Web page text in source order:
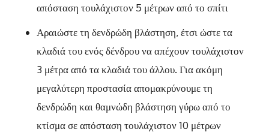
απόσταση τουλάχιστον 5 μέτρων από το σπίτι
Αραιώστε τη δενδρώδη βλάστηση, έτσι ώστε τα
κλαδιά του ενός δένδρου να απέχουν τουλάχιστον
3 μέτρα από τα κλαδιά του άλλου. Για ακόμη
μεγαλύτερη προστασία απομακρύνουμε τη
δενδρώδη και θαμνώδη βλάστηση γύρω από το
κτίσμα σε απόσταση τουλάχιστον 10 μέτρων